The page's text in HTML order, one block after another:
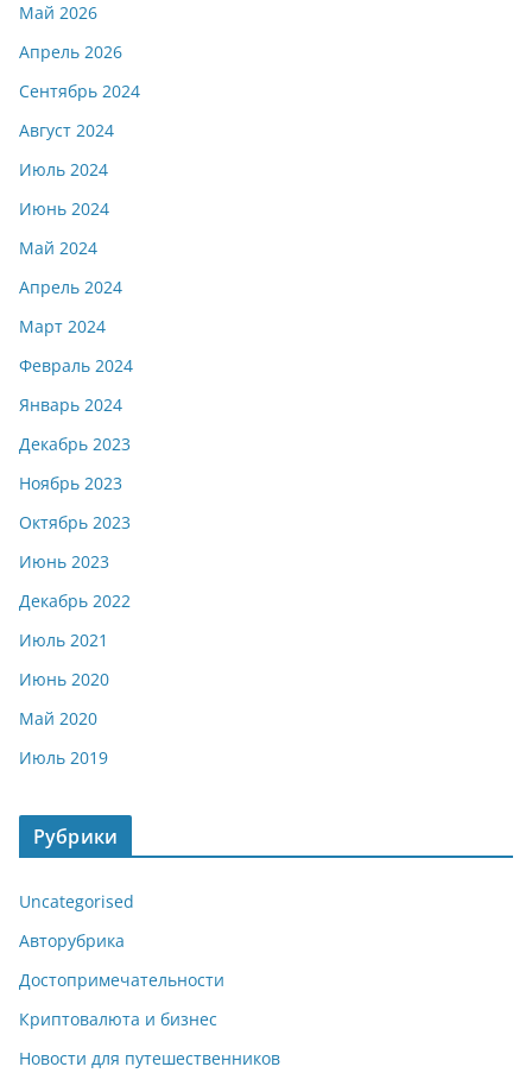
Май 2026
Апрель 2026
Сентябрь 2024
Август 2024
Июль 2024
Июнь 2024
Май 2024
Апрель 2024
Март 2024
Февраль 2024
Январь 2024
Декабрь 2023
Ноябрь 2023
Октябрь 2023
Июнь 2023
Декабрь 2022
Июль 2021
Июнь 2020
Май 2020
Июль 2019
Рубрики
Uncategorised
Авторубрика
Достопримечательности
Криптовалюта и бизнес
Новости для путешественников